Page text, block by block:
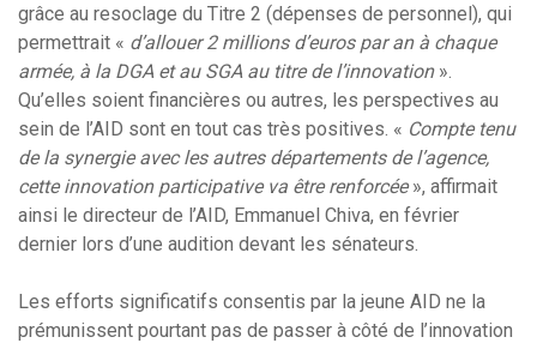
grâce au resoclage du Titre 2 (dépenses de personnel), qui
permettrait « d’allouer 2 millions d’euros par an à chaque
armée, à la DGA et au SGA au titre de l’innovation».
Qu’elles soient financières ou autres, les perspectives au
sein de l’AID sont en tout cas très positives. « Compte tenu
de la synergie avec les autres départements de l’agence,
cette innovation participative va être renforcée», affirmait
ainsi le directeur de l’AID, Emmanuel Chiva, en février
dernier lors d’une audition devant les sénateurs.
Les efforts significatifs consentis par la jeune AID ne la
prémunissent pourtant pas de passer à côté de l’innovation